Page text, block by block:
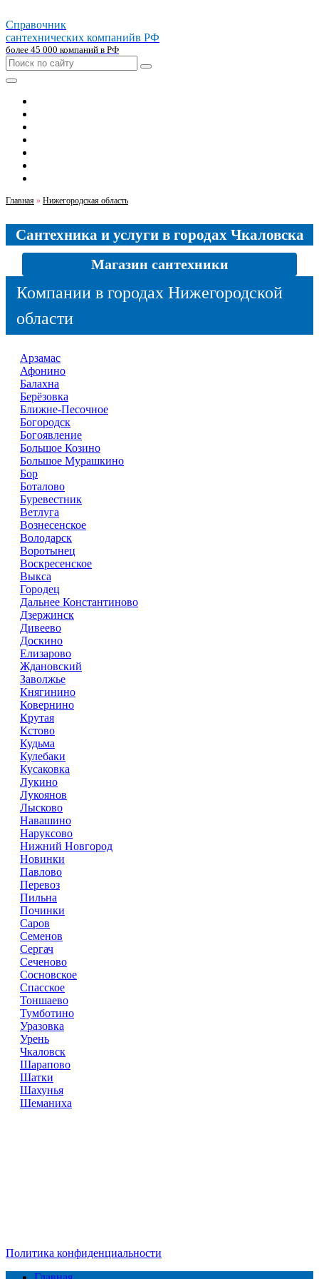
Справочник
сантехнических компанийв РФ
более 45 000 компаний в РФ
Главная » Нижегородская область
Сантехника и услуги в городах Чкаловска
Магазин сантехники
Компании в городах Нижегородской
области
Арзамас
Афонино
Балахна
Берёзовка
Ближне-Песочное
Богородск
Богоявление
Большое Козино
Большое Мурашкино
Бор
Боталово
Буревестник
Ветлуга
Вознесенское
Володарск
Воротынец
Воскресенское
Выкса
Городец
Дальнее Константиново
Дзержинск
Дивеево
Доскино
Елизарово
Ждановский
Заволжье
Княгинино
Ковернино
Крутая
Кстово
Кудьма
Кулебаки
Кусаковка
Лукино
Лукоянов
Лысково
Навашино
Наруксово
Нижний Новгород
Новинки
Павлово
Перевоз
Пильна
Починки
Саров
Семенов
Сергач
Сеченово
Сосновское
Спасское
Тоншаево
Тумботино
Уразовка
Урень
Чкаловск
Шарапово
Шатки
Шахунья
Шеманиха
Политика конфиденциальности